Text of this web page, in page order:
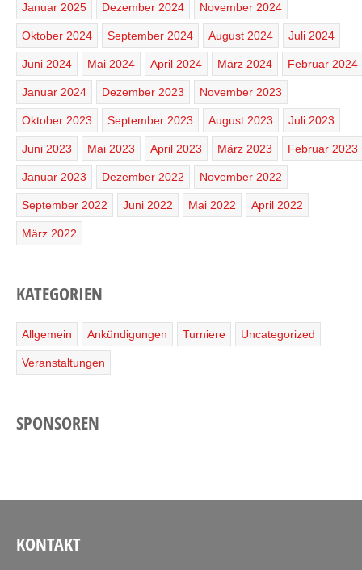
Januar 2025 Dezember 2024 November 2024
Oktober 2024 September 2024 August 2024 Juli 2024
Juni 2024 Mai 2024 April 2024 März 2024 Februar 2024
Januar 2024 Dezember 2023 November 2023
Oktober 2023 September 2023 August 2023 Juli 2023
Juni 2023 Mai 2023 April 2023 März 2023 Februar 2023
Januar 2023 Dezember 2022 November 2022
September 2022 Juni 2022 Mai 2022 April 2022
März 2022
KATEGORIEN
Allgemein Ankündigungen Turniere Uncategorized
Veranstaltungen
SPONSOREN
KONTAKT